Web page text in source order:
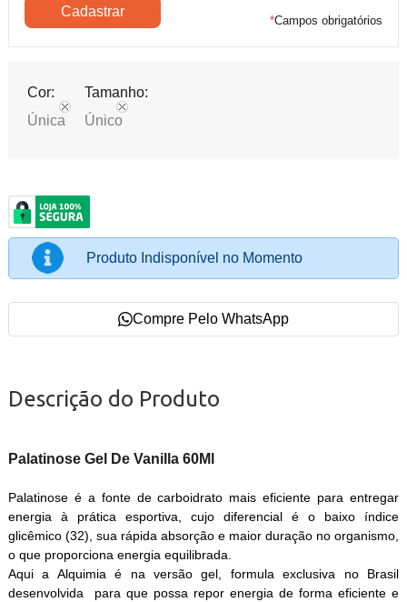
*Campos obrigatórios
Cor:
Única
Tamanho:
Único
Produto Indisponível no Momento
Compre Pelo WhatsApp
Descrição do Produto
Palatinose Gel De Vanilla 60Ml
Palatinose é a fonte de carboidrato mais eficiente para entregar
energia à prática esportiva, cujo diferencial é o baixo índice
glicêmico (32), sua rápida absorção e maior duração no organismo,
o que proporciona energia equilibrada.
Aqui a Alquimia é na versão gel, formula exclusiva no Brasil
desenvolvida para que possa repor energia de forma eficiente e